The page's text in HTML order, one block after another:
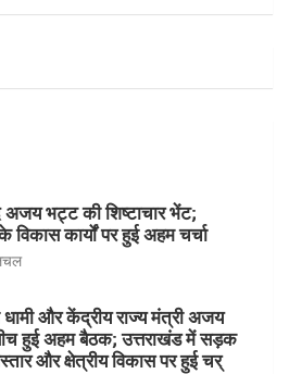
अजय भट्ट की शिष्टाचार भेंट;
कार्यों पर हुई अहम चर्चा
धामी और केंद्रीय राज्य मंत्री अजय
हुई अहम बैठक; उत्तराखंड में सड़क
और क्षेत्रीय विकास पर हुई चर्